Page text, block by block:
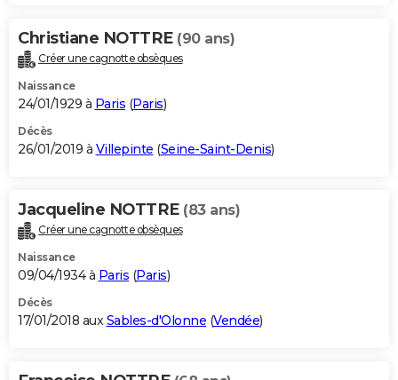
Christiane NOTTRE (90 ans)
Créer une cagnotte obsèques
Naissance
24/01/1929 à Paris (Paris)
Décès
26/01/2019 à Villepinte (Seine-Saint-Denis)
Jacqueline NOTTRE (83 ans)
Créer une cagnotte obsèques
Naissance
09/04/1934 à Paris (Paris)
Décès
17/01/2018 auxSables-d'Olonne (Vendée)